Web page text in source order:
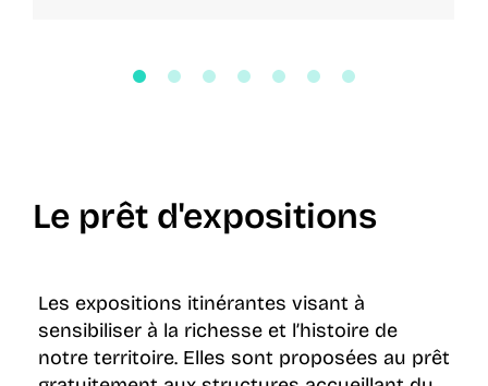
Le prêt d'expositions
Les expositions itinérantes visant à
sensibiliser à la richesse et l’histoire de
notre territoire. Elles sont proposées au prêt